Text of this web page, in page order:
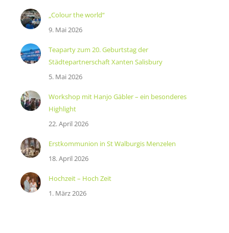
„Colour the world“
9. Mai 2026
Teaparty zum 20. Geburtstag der
Städtepartnerschaft Xanten Salisbury
5. Mai 2026
Workshop mit Hanjo Gäbler – ein besonderes
Highlight
22. April 2026
Erstkommunion in St Walburgis Menzelen
18. April 2026
Hochzeit – Hoch Zeit
1. März 2026